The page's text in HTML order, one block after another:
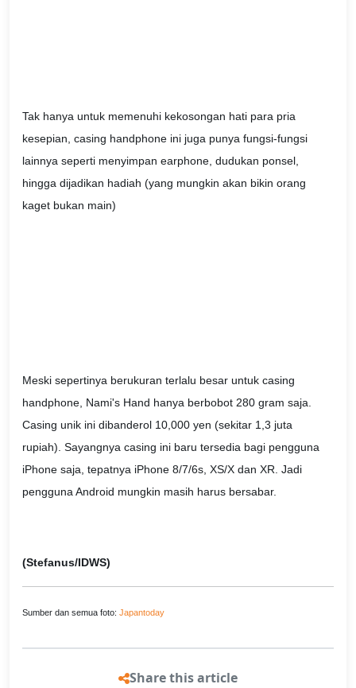
Tak hanya untuk memenuhi kekosongan hati para pria
kesepian, casing handphone ini juga punya fungsi-fungsi
lainnya seperti menyimpan earphone, dudukan ponsel,
hingga dijadikan hadiah (yang mungkin akan bikin orang
kaget bukan main)
Meski sepertinya berukuran terlalu besar untuk casing
handphone, Nami's Hand hanya berbobot 280 gram saja.
Casing unik ini dibanderol 10,000 yen (sekitar 1,3 juta
rupiah). Sayangnya casing ini baru tersedia bagi pengguna
iPhone saja, tepatnya iPhone 8/7/6s, XS/X dan XR. Jadi
pengguna Android mungkin masih harus bersabar.
(Stefanus/IDWS)
Sumber dan semua foto: Japantoday
Share this article